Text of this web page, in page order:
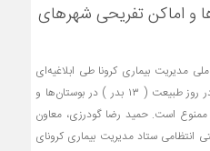
و اماکن تفریحی شهرهای
مدیریت بیماری کرونا طی ابلاغیه‌ای
عنوان کرد: هرگونه دورهمی و تجمع در روز طبیعت ( ۱۳ بدر ) در بوستان‌ها و
است. حمید رضا گودرزی، معاون
انتظامی ستاد مدیریت بیماری کرونای